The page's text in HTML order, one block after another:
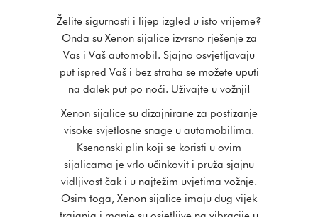
Želite sigurnosti i lijep izgled u isto vrijeme?
Onda su Xenon sijalice izvrsno rješenje za
Vas i Vaš automobil. Sjajno osvjetljavaju
put ispred Vaš i bez straha se možete uputi
na dalek put po noći. Uživajte u vožnji!
Xenon sijalice su dizajnirane za postizanje
visoke svjetlosne snage u automobilima.
Ksenonski plin koji se koristi u ovim
sijalicama je vrlo učinkovit i pruža sjajnu
vidljivost čak i u najtežim uvjetima vožnje.
Osim toga, Xenon sijalice imaju dug vijek